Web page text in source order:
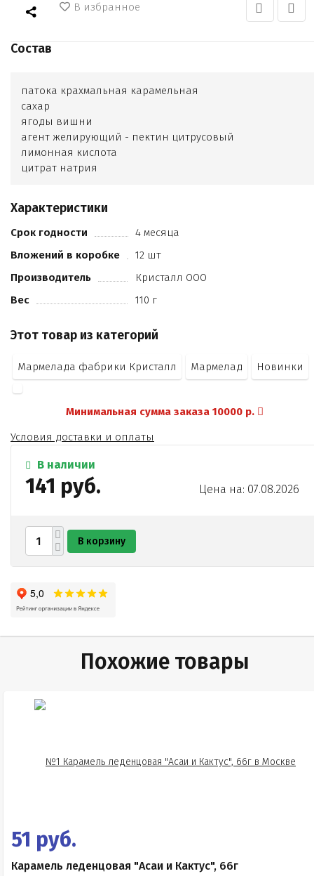
В избранное
Состав
патока крахмальная карамельная
сахар
ягоды вишни
агент желирующий - пектин цитрусовый
лимонная кислота
цитрат натрия
коньяк)
Характеристики
Срок годности
4 месяца
Вложений в коробке
12 шт
Производитель
Кристалл ООО
Вес
110 г
Этот товар из категорий
Мармелада фабрики Кристалл Мармелад Новинки
Минимальная сумма заказа 10000 р.
Условия доставки и оплаты
В наличии
141 руб. Цена на: 07.08.2026
В корзину
Похожие товары
51 руб.
Карамель леденцовая "Асаи и Кактус", 66г